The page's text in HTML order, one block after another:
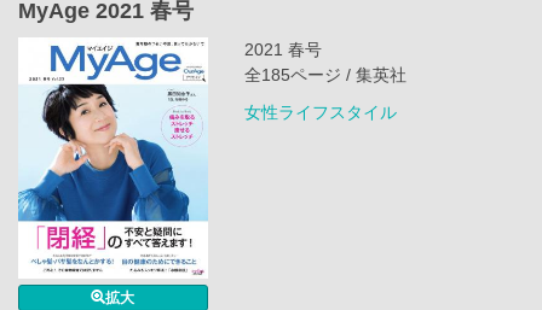
MyAge 2021 春号
拡大
2021 春号
全185ページ / 集英社
女性ライフスタイル